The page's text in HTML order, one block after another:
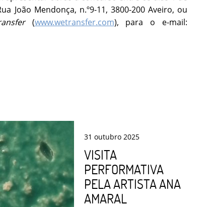
João Mendonça, n.º9-11, 3800-200 Aveiro, ou
(www.wetransfer.com), para o e-mail:
31 outubro 2025
VISITA
PERFORMATIVA
PELA ARTISTA ANA
AMARAL